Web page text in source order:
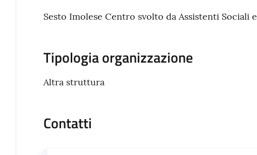
Sesto Imolese Centro svolto da Assistenti Sociali
Tipologia organizzazione
Altra struttura
Contatti